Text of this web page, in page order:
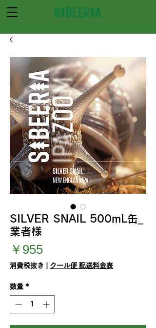
SILVER SNAIL 500mL缶_
業者様
￥955価
格
消費税抜き クール便 配送料金表
数量 *